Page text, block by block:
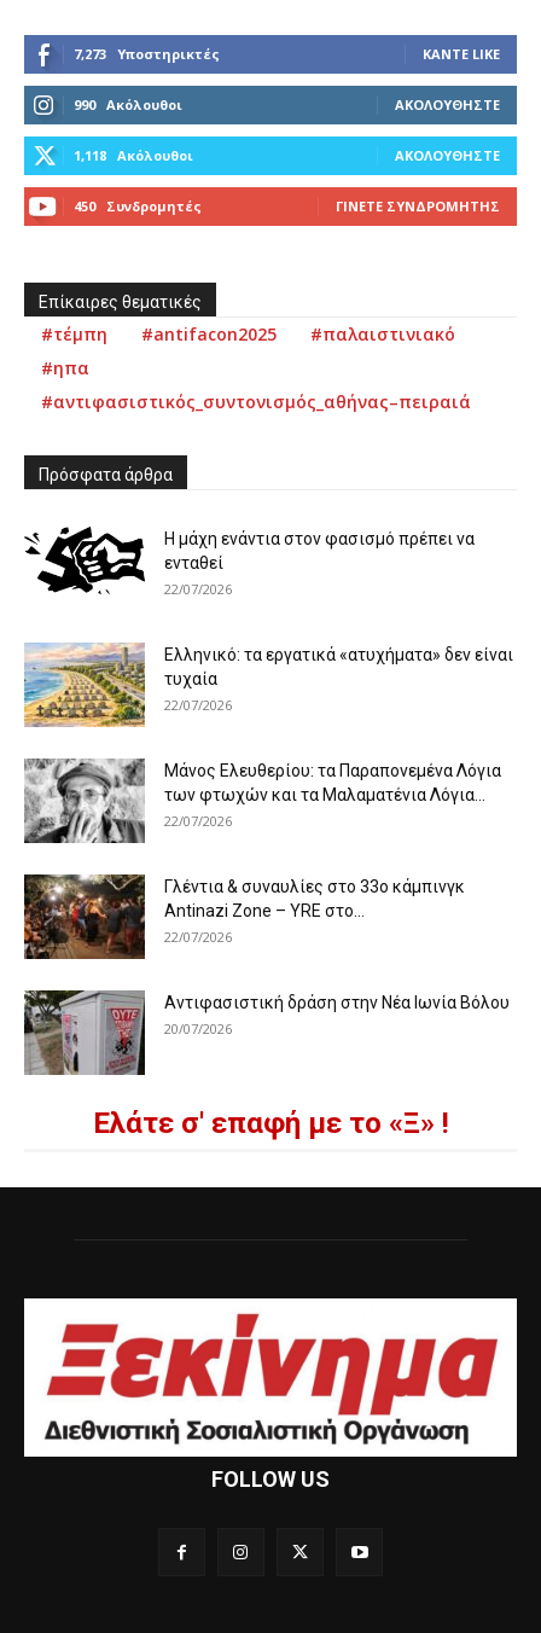
7,273 Υποστηρικτές ΚΆΝΤΕ LIKE
990 Ακόλουθοι ΑΚΟΛΟΥΘΉΣΤΕ
1,118 Ακόλουθοι ΑΚΟΛΟΥΘΉΣΤΕ
450 Συνδρομητές ΓΊΝΕΤΕ ΣΥΝΔΡΟΜΗΤΉΣ
Επίκαιρες θεματικές
#τέμπη #antifacon2025
#παλαιστινιακό
#ηπα
#αντιφασιστικός_συντονισμός_αθήνας–πειραιά
Πρόσφατα άρθρα
Η μάχη ενάντια στον φασισμό πρέπει να
ενταθεί
22/07/2026
Ελληνικό: τα εργατικά «ατυχήματα» δεν είναι
τυχαία
22/07/2026
Μάνος Ελευθερίου: τα Παραπονεμένα Λόγια
των φτωχών και τα Μαλαματένια Λόγια...
22/07/2026
Γλέντια & συναυλίες στο 33ο κάμπινγκ
Antinazi Zone – YRE στο...
22/07/2026
Αντιφασιστική δράση στην Νέα Ιωνία Βόλου
20/07/2026
Ελάτε σ' επαφή με το «Ξ» !
FOLLOW US